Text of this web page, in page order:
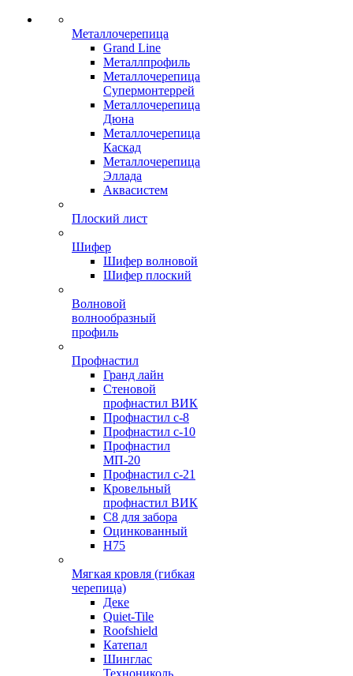
Металлочерепица
Grand Line
Металлпрофиль
Металлочерепица
Супермонтеррей
Металлочерепица
Дюна
Металлочерепица
Каскад
Металлочерепица
Эллада
Аквасистем
Плоский лист
Шифер
Шифер волновой
Шифер плоский
Волновой
волнообразный
профиль
Профнастил
Гранд лайн
Стеновой
профнастил ВИК
Профнастил с-8
Профнастил с-10
Профнастил
МП-20
Профнастил с-21
Кровельный
профнастил ВИК
С8 для забора
Оцинкованный
Н75
Мягкая кровля (гибкая
черепица)
Деке
Quiet-Tile
Roofshield
Катепал
Шинглас
Технониколь